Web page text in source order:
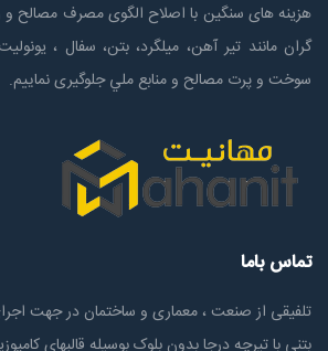
هزینه های سنگین با اصلاح الگوی مصرف مصالح
گران مانند تیر آهن، میلگرد، بتن، سفال ،
سوخت و پرت مصالح و منابع ملي جلوگیری نماییم.
تماس باما
تلفیقی از صنعت ، معماری و ساختمان در جهت
بتنی با تیرچه درجا بدون بلوک بوسیله قالبهای